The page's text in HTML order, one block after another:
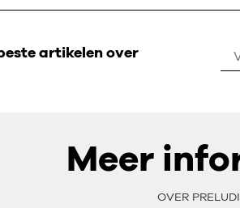
artikelen over
Meer
OVER